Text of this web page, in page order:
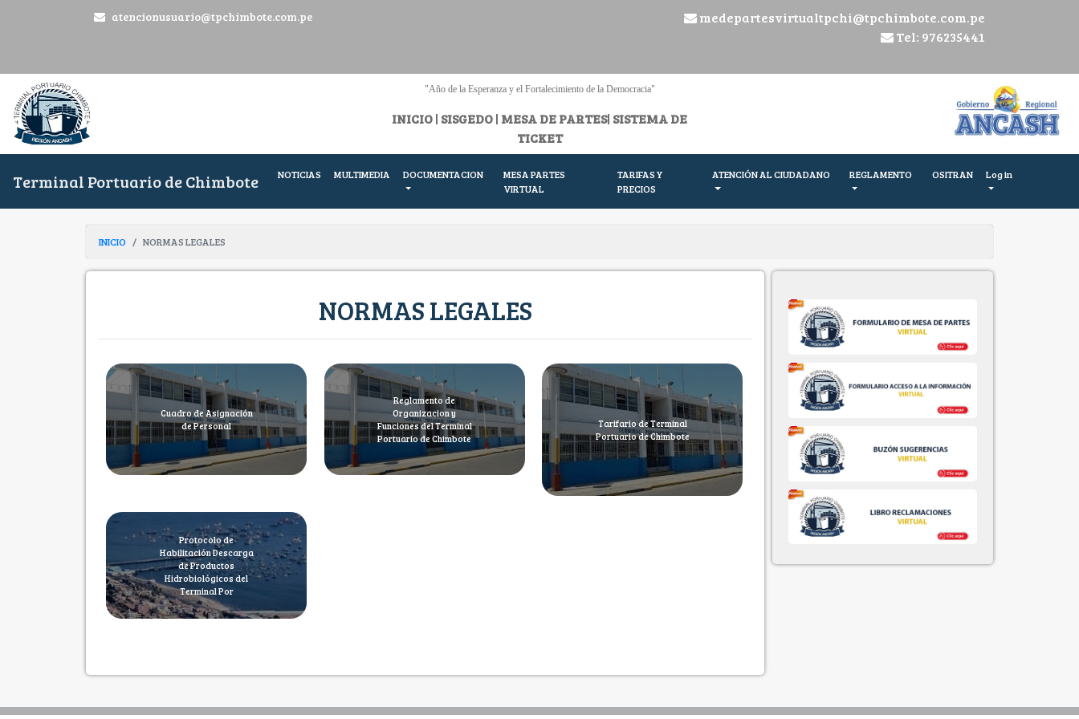
atencionusuario@tpchimbote.com.pe
medepartesvirtualtpchi@tpchimbote.com.pe
Tel: 976235441
"Año de la Esperanza y el Fortalecimiento de la Democracia"
INICIO| SISGEDO| MESA DE PARTES| SISTEMA DE
TICKET
Terminal Portuario de Chimbote NOTICIAS MULTIMEDIA DOCUMENTACION
MESA PARTES
VIRTUAL
TARIFAS Y
PRECIOS
ATENCIÓN AL CIUDADANO REGLAMENTO OSITRAN Log in
INICIO NORMAS LEGALES
NORMAS LEGALES
Cuadro de Asignación
de Personal
Reglamento de
Organizacion y
Funciones del Terminal
Portuario de Chimbote
Tarifario de Terminal
Portuario de Chimbote
Protocolo de
Habilitación Descarga
de Productos
Hidrobiológicos del
Terminal Por